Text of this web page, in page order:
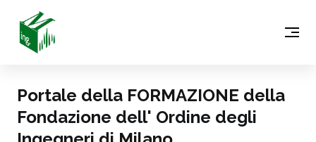
Portale della FORMAZIONE della
Fondazione dell' Ordine degli